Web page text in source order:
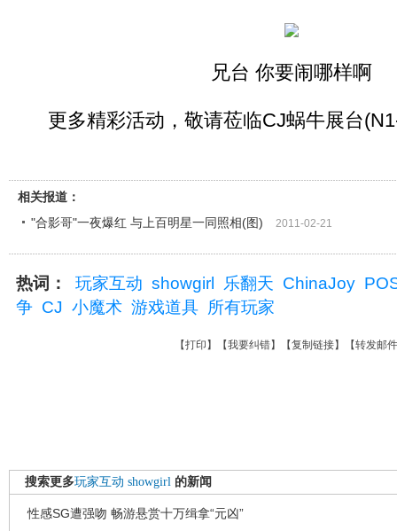
兄台 你要闹哪样啊
更多精彩活动，敬请莅临CJ蜗牛展台
相关报道：
"合影哥"一夜爆红 与上百明星一同照相(图)
2011-02-21
热词： 玩家互动 showgirl 乐翻天 ChinaJoy
争 CJ 小魔术 游戏道具 所有玩家
【打印 】【我要纠错】【复制链接】【转发邮件
搜索更多玩家互动 showgirl 的新闻
性感SG遭强吻 畅游悬赏十万缉拿“元凶”